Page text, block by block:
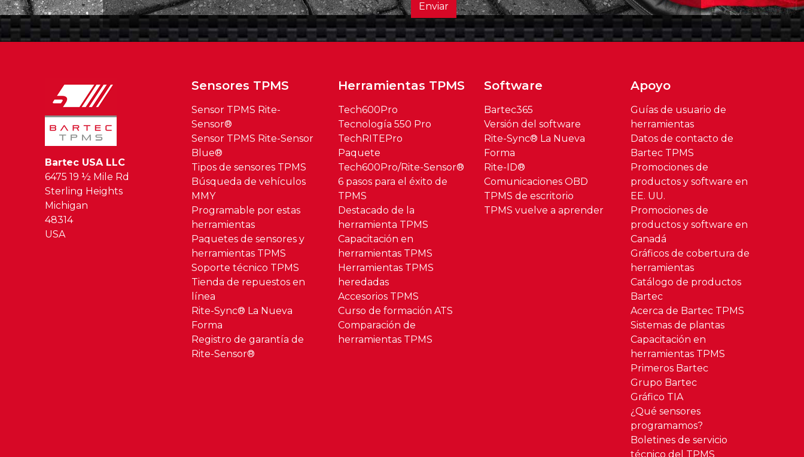
Enviar
Bartec USA LLC
6475 19 ½ Mile Rd
Sterling Heights
Michigan
48314
USA
Sensores TPMS
Sensor TPMS Rite-
Sensor®
Sensor TPMS Rite-Sensor
Blue®
Tipos de sensores TPMS
Búsqueda de vehículos
MMY
Programable por estas
herramientas
Paquetes de sensores y
herramientas TPMS
Soporte técnico TPMS
Tienda de repuestos en
línea
Rite-Sync® La Nueva
Forma
Registro de garantía de
Rite-Sensor®
Herramientas TPMS
Tech600Pro
Tecnología 550 Pro
TechRITEPro
Paquete
Tech600Pro/Rite-Sensor®
6 pasos para el éxito de
TPMS
Destacado de la
herramienta TPMS
Capacitación en
herramientas TPMS
Herramientas TPMS
heredadas
Accesorios TPMS
Curso de formación ATS
Comparación de
herramientas TPMS
Software
Bartec365
Versión del software
Rite-Sync® La Nueva
Forma
Rite-ID®
Comunicaciones OBD
TPMS de escritorio
TPMS vuelve a aprender
Apoyo
Guías de usuario de
herramientas
Datos de contacto de
Bartec TPMS
Promociones de
productos y software en
EE. UU.
Promociones de
productos y software en
Canadá
Gráficos de cobertura de
herramientas
Catálogo de productos
Bartec
Acerca de Bartec TPMS
Sistemas de plantas
Capacitación en
herramientas TPMS
Primeros Bartec
Grupo Bartec
Gráfico TIA
¿Qué sensores
programamos?
Boletines de servicio
técnico del TPMS